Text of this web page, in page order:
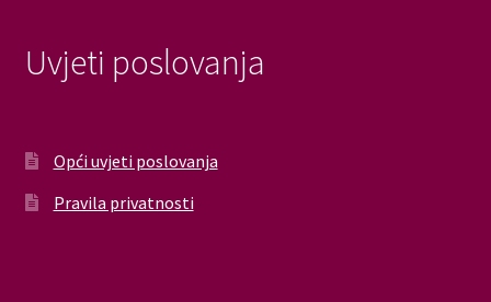
Uvjeti poslovanja
Opći uvjeti poslovanja
Pravila privatnosti